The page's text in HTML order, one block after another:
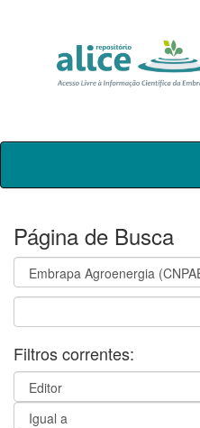
Skip
Página de Busca
Filtros correntes: